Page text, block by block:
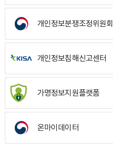
개인정보분쟁조정위원회
개인정보침해신고센터
가명정보지원플랫폼
온마이데이터